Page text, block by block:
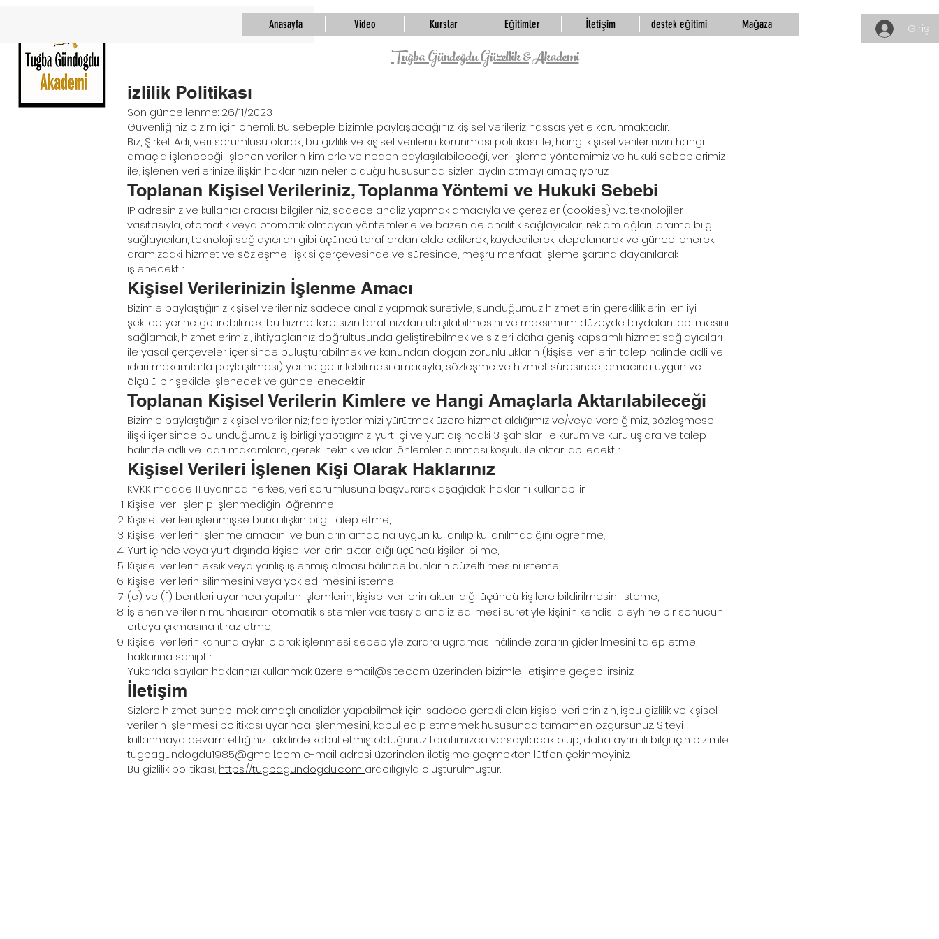
Anasayfa Video Kurslar Eğitimler İletişim destek eğitimi Mağaza Giriş
Tuğba Gündoğdu Güzellik &Akademi
izlilik Politikası
Son güncellenme: 26/11/2023
Güvenliğiniz bizim için önemli. Bu sebeple bizimle paylaşacağınız kişisel verileriz hassasiyetle korunmaktadır.
Biz, Şirket Adı, veri sorumlusu olarak, bu gizlilik ve kişisel verilerin korunması politikası ile, hangi kişisel verilerinizin hangi
amaçla işleneceği, işlenen verilerin kimlerle ve neden paylaşılabileceği, veri işleme yöntemimiz ve hukuki sebeplerimiz
ile; işlenen verilerinize ilişkin haklarınızın neler olduğu hususunda sizleri aydınlatmayı amaçlıyoruz.
Toplanan Kişisel Verileriniz, Toplanma Yöntemi ve Hukuki Sebebi
IP adresiniz ve kullanıcı aracısı bilgileriniz, sadece analiz yapmak amacıyla ve çerezler (cookies) vb. teknolojiler
vasıtasıyla, otomatik veya otomatik olmayan yöntemlerle ve bazen de analitik sağlayıcılar, reklam ağları, arama bilgi
sağlayıcıları, teknoloji sağlayıcıları gibi üçüncü taraflardan elde edilerek, kaydedilerek, depolanarak ve güncellenerek,
aramızdaki hizmet ve sözleşme ilişkisi çerçevesinde ve süresince, meşru menfaat işleme şartına dayanılarak
işlenecektir.
Kişisel Verilerinizin İşlenme Amacı
Bizimle paylaştığınız kişisel verileriniz sadece analiz yapmak suretiyle; sunduğumuz hizmetlerin gerekliliklerini en iyi
şekilde yerine getirebilmek, bu hizmetlere sizin tarafınızdan ulaşılabilmesini ve maksimum düzeyde faydalanılabilmesini
sağlamak, hizmetlerimizi, ihtiyaçlarınız doğrultusunda geliştirebilmek ve sizleri daha geniş kapsamlı hizmet sağlayıcıları
ile yasal çerçeveler içerisinde buluşturabilmek ve kanundan doğan zorunlulukların (kişisel verilerin talep halinde adli ve
idari makamlarla paylaşılması) yerine getirilebilmesi amacıyla, sözleşme ve hizmet süresince, amacına uygun ve
ölçülü bir şekilde işlenecek ve güncellenecektir.
Toplanan Kişisel Verilerin Kimlere ve Hangi Amaçlarla Aktarılabileceği
Bizimle paylaştığınız kişisel verileriniz; faaliyetlerimizi yürütmek üzere hizmet aldığımız ve/veya verdiğimiz, sözleşmesel
ilişki içerisinde bulunduğumuz, iş birliği yaptığımız, yurt içi ve yurt dışındaki 3. şahıslar ile kurum ve kuruluşlara ve talep
halinde adli ve idari makamlara, gerekli teknik ve idari önlemler alınması koşulu ile aktarılabilecektir.
Kişisel Verileri İşlenen Kişi Olarak Haklarınız
KVKK madde 11 uyarınca herkes, veri sorumlusuna başvurarak aşağıdaki haklarını kullanabilir:
Kişisel veri işlenip işlenmediğini öğrenme,
Kişisel verileri işlenmişse buna ilişkin bilgi talep etme,
Kişisel verilerin işlenme amacını ve bunların amacına uygun kullanılıp kullanılmadığını öğrenme,
Yurt içinde veya yurt dışında kişisel verilerin aktarıldığı üçüncü kişileri bilme,
Kişisel verilerin eksik veya yanlış işlenmiş olması hâlinde bunların düzeltilmesini isteme,
Kişisel verilerin silinmesini veya yok edilmesini isteme,
(e) ve (f) bentleri uyarınca yapılan işlemlerin, kişisel verilerin aktarıldığı üçüncü kişilere bildirilmesini isteme,
İşlenen verilerin münhasıran otomatik sistemler vasıtasıyla analiz edilmesi suretiyle kişinin kendisi aleyhine bir sonucun
ortaya çıkmasına itiraz etme,
Kişisel verilerin kanuna aykırı olarak işlenmesi sebebiyle zarara uğraması hâlinde zararın giderilmesini talep etme,
haklarına sahiptir.
Yukarıda sayılan haklarınızı kullanmak üzere email@site.com üzerinden bizimle iletişime geçebilirsiniz.
İletişim
Sizlere hizmet sunabilmek amaçlı analizler yapabilmek için, sadece gerekli olan kişisel verilerinizin, işbu gizlilik ve kişisel
verilerin işlenmesi politikası uyarınca işlenmesini, kabul edip etmemek hususunda tamamen özgürsünüz. Siteyi
kullanmaya devam ettiğiniz takdirde kabul etmiş olduğunuz tarafımızca varsayılacak olup, daha ayrıntılı bilgi için bizimle
tugbagundogdu1985@gmail.com e-mail adresi üzerinden iletişime geçmekten lütfen çekinmeyiniz.
Bu gizlilik politikası, https://tugbagundogdu.com aracılığıyla oluşturulmuştur.